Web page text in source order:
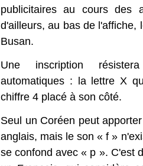
publicitaires au cours des
d'ailleurs, au bas de l'affiche,
Busan.
Une inscription
automatiques : la lettre X
chiffre 4 placé à son côté.
Seul un Coréen peut
anglais, mais le son « f »
se confond avec « p ». C'est